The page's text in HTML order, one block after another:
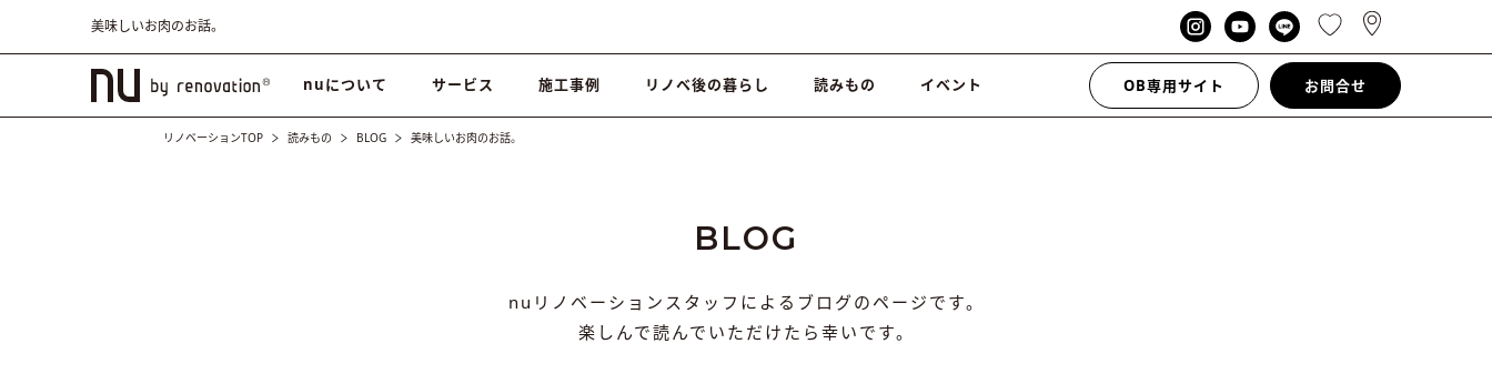
美味しいお肉のお話。
nuについて サービス 施工事例 リノベ後の暮らし 読みもの イベント OB専用サイト お問合せ
リノベーションTOP 読みもの BLOG 美味しいお肉のお話。
BLOG
nuリノベーションスタッフによるブログのページです。
楽しんで読んでいただけたら幸いです。